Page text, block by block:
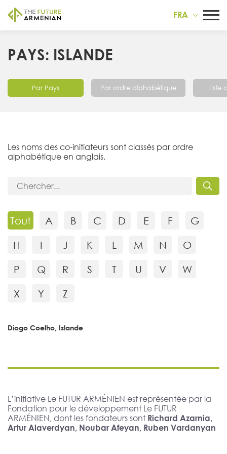
FRA
PAYS: ISLANDE
Par Pays Par ordre alphabétique Liste
Les noms des co-initiateurs sont classés par ordre
alphabétique en anglais.
Tout A B C D E F
G
H
I J K L M N
O
P
Q R S T U V
W
X
Y Z
Diogo Coelho, Islande
L’initiative Le FUTUR ARMÉNIEN est représentée par la
Fondation pour le développement Le FUTUR
ARMÉNIEN, dont les fondateurs sont Richard Azarnia,
Artur Alaverdyan, Noubar Afeyan, Ruben Vardanyan